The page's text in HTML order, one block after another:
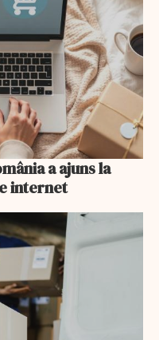
a ajuns la
internet